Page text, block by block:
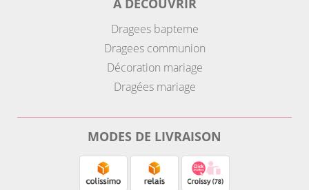
A DECOUVRIR
Dragees bapteme
Dragees communion
Décoration mariage
Dragées mariage
MODES DE LIVRAISON